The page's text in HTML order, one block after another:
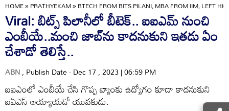
HOME»PRATHYEKAM»BTECH FROM BITS PILANI, MBA FROM IIM, LEFT
Viral: బిట్స్ పిలానీలో బీటెక్.. ఐఐఎమ్ నుంచి
ఎంబీయే..మంచి జాబ్‌ను కాదనుకుని ఇతడు ఏం
చేశాడో తెలిస్తే..
ABN, Publish Date - Dec 17 , 2023 | 06:59 PM
ఐఐఎంలో ఎంబీయే చేసి గొప్ప బ్యాంకు ఉద్యోగం కూడా కాదనుకుని
ఐఏఎస్ అయ్యాయడో యువకుడు.